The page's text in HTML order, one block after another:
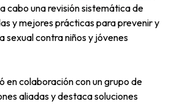
cabo una revisión sistemática de
y mejores prácticas para prevenir y
sexual contra niños y jóvenes
en colaboración con un grupo de
aliadas y destaca soluciones